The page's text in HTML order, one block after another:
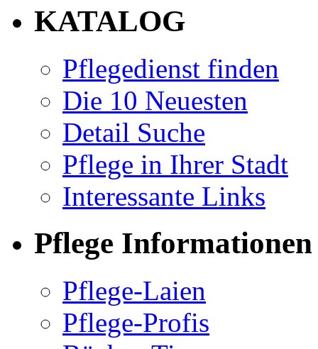
KATALOG
Pflegedienst finden
Die 10 Neuesten
Detail Suche
Pflege in Ihrer Stadt
Interessante Links
Pflege Informationen
Pflege-Laien
Pflege-Profis